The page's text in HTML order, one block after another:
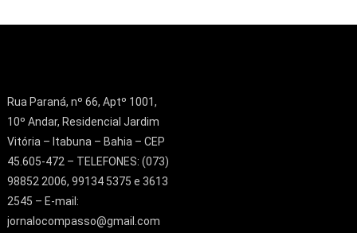
Rua Paraná, nº 66, Aptº 1001,
10º Andar, Residencial Jardim
Vitória – Itabuna – Bahia – CEP
45.605-472 – TELEFONES: (073)
98852 2006, 99134 5375 e 3613
2545 – E-mail:
jornalocompasso@gmail.com